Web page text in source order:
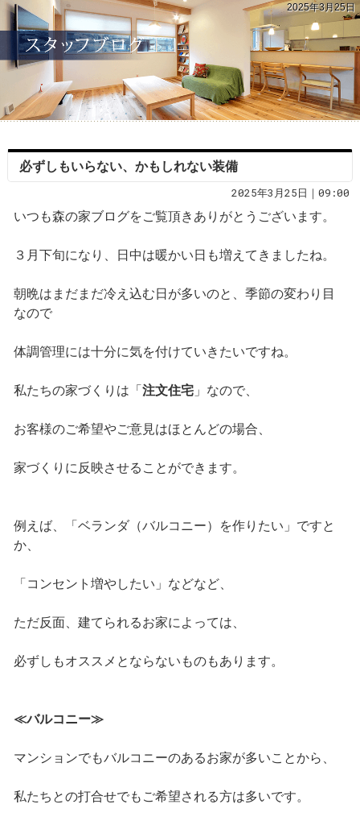
2025年3月25日
必ずしもいらない、かもしれない装備
2025年3月25日｜09:00
いつも森の家ブログをご覧頂きありがとうございます。
３月下旬になり、日中は暖かい日も増えてきましたね。
朝晩はまだまだ冷え込む日が多いのと、季節の変わり目
なので
体調管理には十分に気を付けていきたいですね。
私たちの家づくりは「 注文住宅」なので、
お客様のご希望やご意見はほとんどの場合、
家づくりに反映させることができます。
例えば、「ベランダ（バルコニー）を作りたい」ですと
か、
「コンセント増やしたい」などなど、
ただ反面、建てられるお家によっては、
必ずしもオススメとならないものもあります。
≪バルコニー≫
マンションでもバルコニーのあるお家が多いことから、
私たちとの打合せでもご希望される方は多いです。